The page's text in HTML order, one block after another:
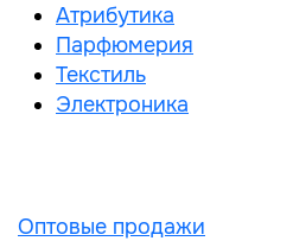
Атрибутика
Парфюмерия
Текстиль
Электроника
Оптовые продажи